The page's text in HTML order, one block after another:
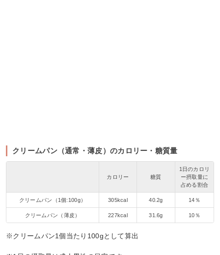
クリームパン（通常・薄皮）のカロリー・糖質量
カロリー 糖質
1日のカロリ
ー摂取量に
占める割合
クリームパン（1個:100g） 305kcal 40.2g 14％
クリームパン（薄皮） 227kcal 31.6g 10％
※クリームパン1個当たり100gとして算出